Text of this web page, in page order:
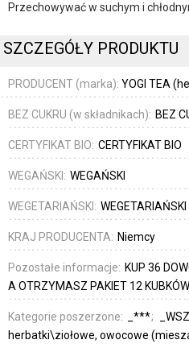
Przechowywać w suchym i
SZCZEGÓŁY PRODUKTU
PRODUCENT (marka): YOGI TEA
BEZ CUKRU (w składnikach): BEZ
CERTYFIKAT BIO: CERTYFIKAT BIO
WEGAŃSKI: WEGAŃSKI
WEGETARIAŃSKI: WEGETARIAŃSKI
KRAJ PRODUCENTA: Niemcy
Pozostałe informacje: KUP 36
A OTRZYMASZ PAKIET 12
Kategorie poszerzone: _***
herbatki\ziołowe, owocowe